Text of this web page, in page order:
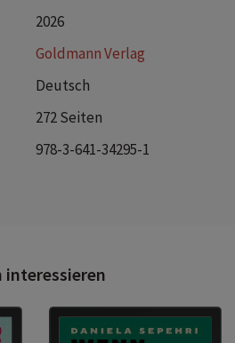
2026
Goldmann Verlag
Deutsch
272 Seiten
978-3-641-34295-1
interessieren